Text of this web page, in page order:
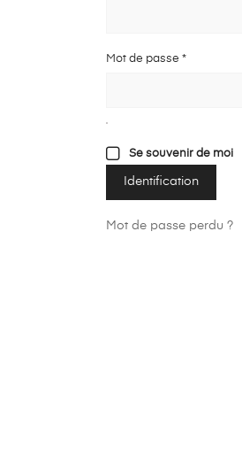
Mot de passe *Obligatoire
Se souvenir de moi
Identification
Mot de passe perdu ?